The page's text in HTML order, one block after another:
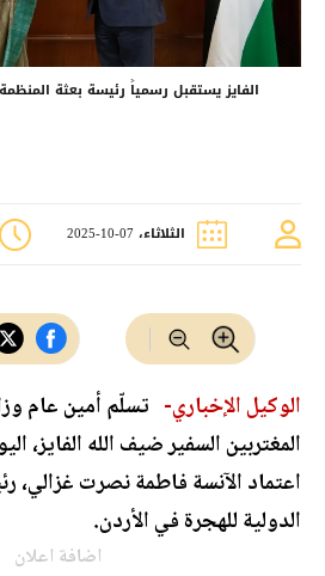
الفايز يستقبل رسمياً رئيسة بعثة
الثلاثاء، 07-10-2025
الوكيل الإخباري- تسلّم أمين عام
المغتربين السفير ضيف الله الفايز،
اعتماد الآنسة فاطمة نصرت غزالي،
الدولية للهجرة في الأردن.
اضافة اعلان